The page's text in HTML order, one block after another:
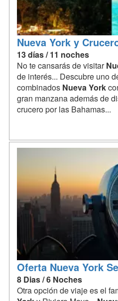
Nueva York y
13 días / 11 noches
No te cansarás de visitar
de interés... Descubre uno
combinados NuevaYork
gran manzana además de
crucero por las Bahamas...
Oferta Nueva York
8 Dias / 6 Noches
Otra opción de viaje es el